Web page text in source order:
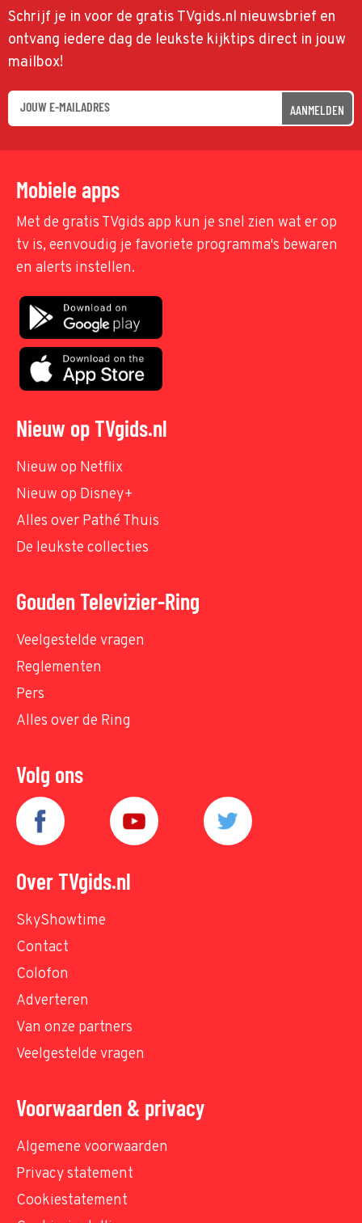
Schrijf je in voor de gratis TVgids.nl nieuwsbrief en
ontvang iedere dag de leukste kijktips direct in jouw
mailbox!
AANMELDEN
Mobiele apps
Met de gratis TVgids app kun je snel zien wat er op
tv is, eenvoudig je favoriete programma's bewaren
en alerts instellen.
Nieuw op TVgids.nl
Nieuw op Netflix
Nieuw op Disney+
Alles over Pathé Thuis
De leukste collecties
Gouden Televizier-Ring
Veelgestelde vragen
Reglementen
Pers
Alles over de Ring
Volg ons
Over TVgids.nl
SkyShowtime
Contact
Colofon
Adverteren
Van onze partners
Veelgestelde vragen
Voorwaarden & privacy
Algemene voorwaarden
Privacy statement
Cookiestatement